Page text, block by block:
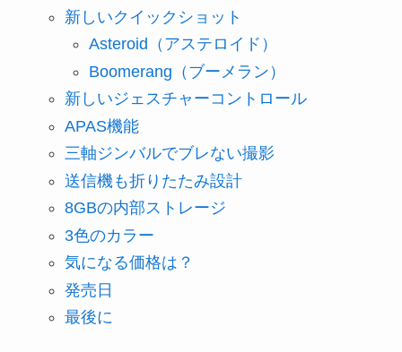
新しいクイックショット
Asteroid（アステロイド）
Boomerang（ブーメラン）
新しいジェスチャーコントロール
APAS機能
三軸ジンバルでブレない撮影
送信機も折りたたみ設計
8GBの内部ストレージ
3色のカラー
気になる価格は？
発売日
最後に